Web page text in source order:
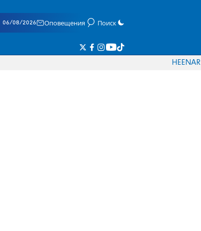
06/08/2026 Оповещения Поиск
HEENAR